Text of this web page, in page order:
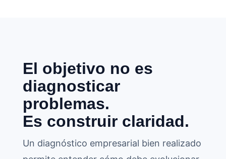
El objetivo no es
diagnosticar
problemas.
Es construir claridad.
Un diagnóstico empresarial bien realizado